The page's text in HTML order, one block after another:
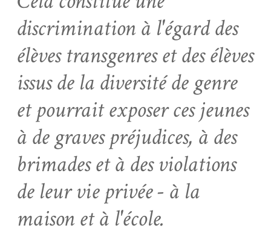
discrimination à l'égard des
élèves transgenres et des élèves
issus de la diversité de genre
et pourrait exposer ces jeunes
à de graves préjudices, à des
brimades et à des violations
de leur vie privée - à la
maison et à l'école.